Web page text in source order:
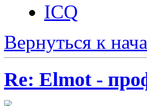
ICQ
Вернуться к
Re: Elmot -